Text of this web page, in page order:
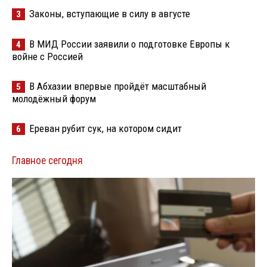
3 Законы, вступающие в силу в августе
4
В МИД России заявили о подготовке Европы к
войне с Россией
5
В Абхазии впервые пройдёт масштабный
молодёжный форум
6 Ереван рубит сук, на котором сидит
Главное сегодня